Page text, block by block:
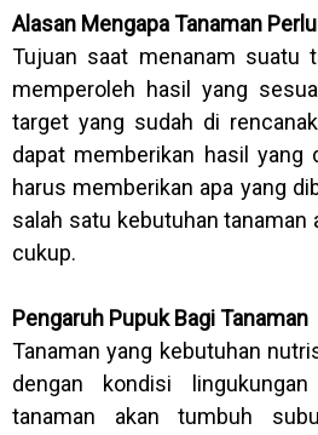
Alasan Mengapa Tanaman
Tujuan saat menanam suatu
memperoleh hasil yang
target yang sudah di
dapat memberikan hasil
harus memberikan apa yang
salah satu kebutuhan tanaman
cukup.
Pengaruh Pupuk Bagi Tanaman
Tanaman yang kebutuhan
dengan kondisi
tanaman akan tumbuh